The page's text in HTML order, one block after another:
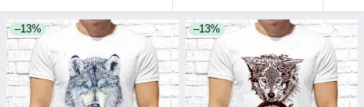
–13% –13%